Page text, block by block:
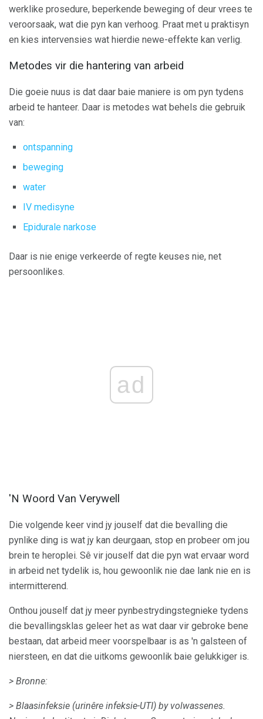
werklike prosedure, beperkende beweging of deur vrees te
veroorsaak, wat die pyn kan verhoog. Praat met u praktisyn
en kies intervensies wat hierdie newe-effekte kan verlig.
Metodes vir die hantering van arbeid
Die goeie nuus is dat daar baie maniere is om pyn tydens
arbeid te hanteer. Daar is metodes wat behels die gebruik
van:
ontspanning
beweging
water
IV medisyne
Epidurale narkose
Daar is nie enige verkeerde of regte keuses nie, net
persoonlikes.
ad
'N Woord Van Verywell
Die volgende keer vind jy jouself dat die bevalling die
pynlike ding is wat jy kan deurgaan, stop en probeer om jou
brein te heroplei. Sê vir jouself dat die pyn wat ervaar word
in arbeid net tydelik is, hou gewoonlik nie dae lank nie en is
intermitterend.
Onthou jouself dat jy meer pynbestrydingstegnieke tydens
die bevallingsklas geleer het as wat daar vir gebroke bene
bestaan, dat arbeid meer voorspelbaar is as 'n galsteen of
niersteen, en dat die uitkoms gewoonlik baie gelukkiger is.
> Bronne:
> Blaasinfeksie (urinêre infeksie-UTI) by volwassenes.